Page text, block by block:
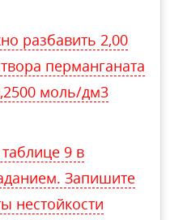
разбавить 2,00
перманганата
моль/дм3
9 в
Запишите
нестойкости